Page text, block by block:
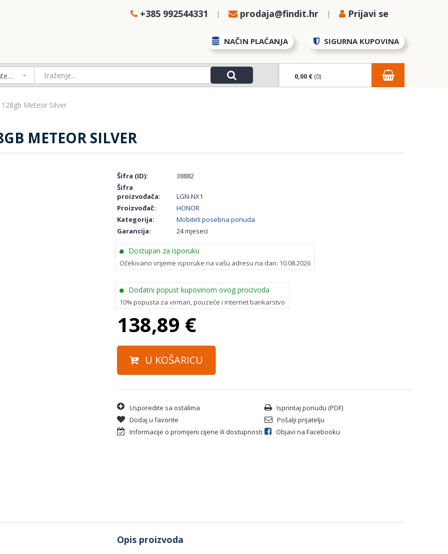
+385 992544331 prodaja@findit.hr Prijavi se
NAČIN PLAĆANJA SIGURNA KUPOVINA
Izaberi kategoriju 0,00 €(0)
Meteor Silver
METEOR SILVER
Šifra (ID):
38882
Šifra
proizvođača:
LGN-NX1
Proizvođač:
HONOR
Kategorija:
Mobiteli posebna ponuda
Garancija:
24 mjeseci
Dostupan za isporuku
Očekivano vrijeme isporuke na vašu adresu na dan: 10.08.2026
Dodatni popust kupovinom ovog proizvoda
10% popusta za virman, pouzeće i internet bankarstvo
138,89 €
U KOŠARICU
Usporedite sa ostalima
Isprintaj ponudu (PDF)
Dodaj u favorite
Pošalji prijatelju
Informacije o promijeni cijene ili dostupnosti
Objavi na Facebooku
Opis proizvoda